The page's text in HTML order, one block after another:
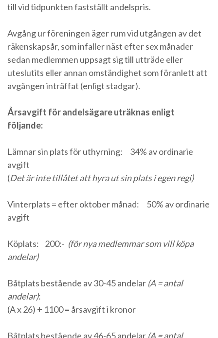
till vid tidpunkten fastställt andelspris.
Avgång ur föreningen äger rum vid utgången av det
räkenskapsår, som infaller näst efter sex månader
sedan medlemmen uppsagt sig till utträde eller
uteslutits eller annan omständighet som föranlett att
avgången inträffat (enligt stadgar).
Årsavgift för andelsägare uträknas enligt
följande:
Lämnar sin plats för uthyrning: 34% av ordinarie
avgift
(Det är inte tillåtet att hyra ut sin plats i egen regi)
Vinterplats = efter oktober månad: 50% av ordinarie
avgift
Köplats: 200:- (för nya medlemmar som vill köpa
andelar)
Båtplats bestående av 30-45 andelar (A = antal
andelar):
(A x 26) + 1100 = årsavgift i kronor
Båtplats bestående av 46-65 andelar (A = antal